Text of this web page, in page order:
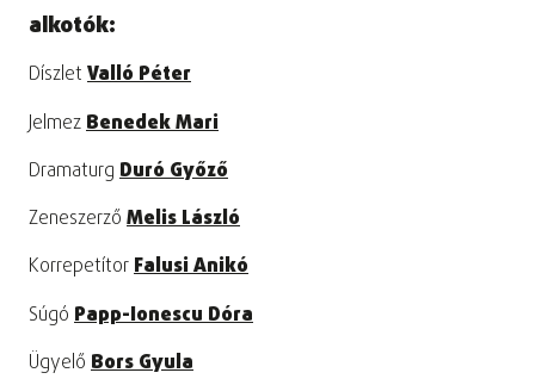
alkotók:
Díszlet Valló Péter
JelmezBenedek Mari
Dramaturg Duró Győző
Zeneszerző Melis László
KorrepetítorFalusi Anikó
Súgó Papp-Ionescu Dóra
Ügyelő Bors Gyula